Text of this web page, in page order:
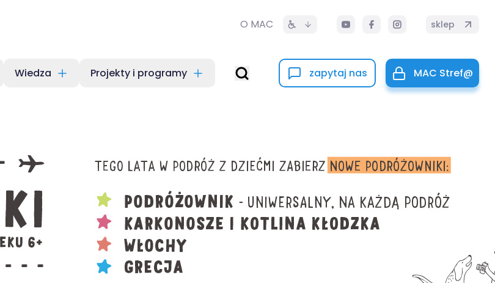
O MAC sklep
Wiedza Projekty i programy zapytaj nas MAC Stref@